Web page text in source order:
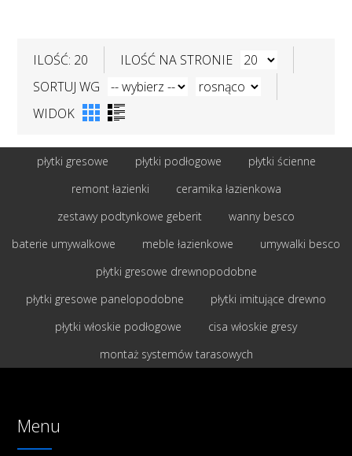
ILOŚĆ: 20
ILOŚĆ NA STRONIE
SORTUJ WG
WIDOK
płytki gresowe płytki podłogowe
płytki ścienne
remont łazienki
ceramika łazienkowa
zestawy podtynkowe geberit
wanny besco
baterie umywalkowe
meble łazienkowe
umywalki besco
płytki gresowe drewnopodobne
płytki gresowe panelopodobne
płytki imitujące drewno
płytki włoskie podłogowe
cisa włoskie gresy
montaż systemów tarasowych
Menu